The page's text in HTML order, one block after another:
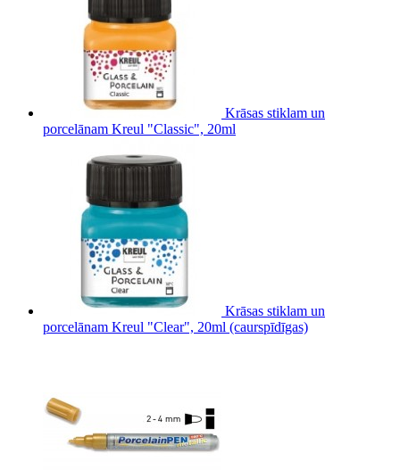
Krāsas stiklam un
porcelānam Kreul "Classic", 20ml
Krāsas stiklam un
porcelānam Kreul "Clear", 20ml (caurspīdīgas)